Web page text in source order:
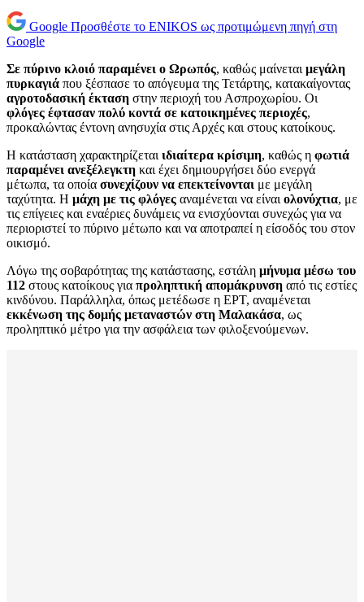
Google Προσθέστε το ENIKOS ως προτιμώμενη πηγή στη
Google
Σε πύρινο κλοιό παραμένει ο Ωρωπός, καθώς μαίνεται μεγάλη
πυρκαγιά που ξέσπασε το απόγευμα της Τετάρτης, κατακαίγοντας
αγροτοδασική έκταση στην περιοχή του Ασπροχωρίου. Οι
φλόγες έφτασαν πολύ κοντά σε κατοικημένες περιοχές,
προκαλώντας έντονη ανησυχία στις Αρχές και στους κατοίκους.
Η κατάσταση χαρακτηρίζεται ιδιαίτερα κρίσιμη, καθώς η φωτιά
παραμένει ανεξέλεγκτη και έχει δημιουργήσει δύο ενεργά
μέτωπα, τα οποία συνεχίζουν να επεκτείνονται με μεγάλη
ταχύτητα. Η μάχη με τις φλόγες αναμένεται να είναι ολονύχτια, με
τις επίγειες και εναέριες δυνάμεις να ενισχύονται συνεχώς για να
περιοριστεί το πύρινο μέτωπο και να αποτραπεί η είσοδός του στον
οικισμό.
Λόγω της σοβαρότητας της κατάστασης, εστάλη μήνυμα μέσω του
112 στους κατοίκους για προληπτική απομάκρυνση από τις εστίες
κινδύνου. Παράλληλα, όπως μετέδωσε η ΕΡΤ, αναμένεται
εκκένωση της δομής μεταναστών στη Μαλακάσα, ως
προληπτικό μέτρο για την ασφάλεια των φιλοξενούμενων.